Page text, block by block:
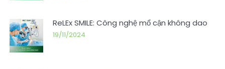
ReLEx SMILE: Công nghệ mổ cận không dao
19/11/2024